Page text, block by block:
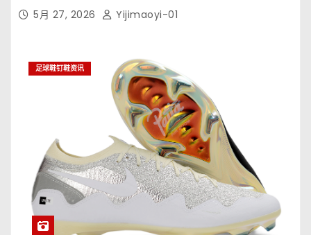
5月 27, 2026 Yijimaoyi-01
足球鞋钉鞋资讯